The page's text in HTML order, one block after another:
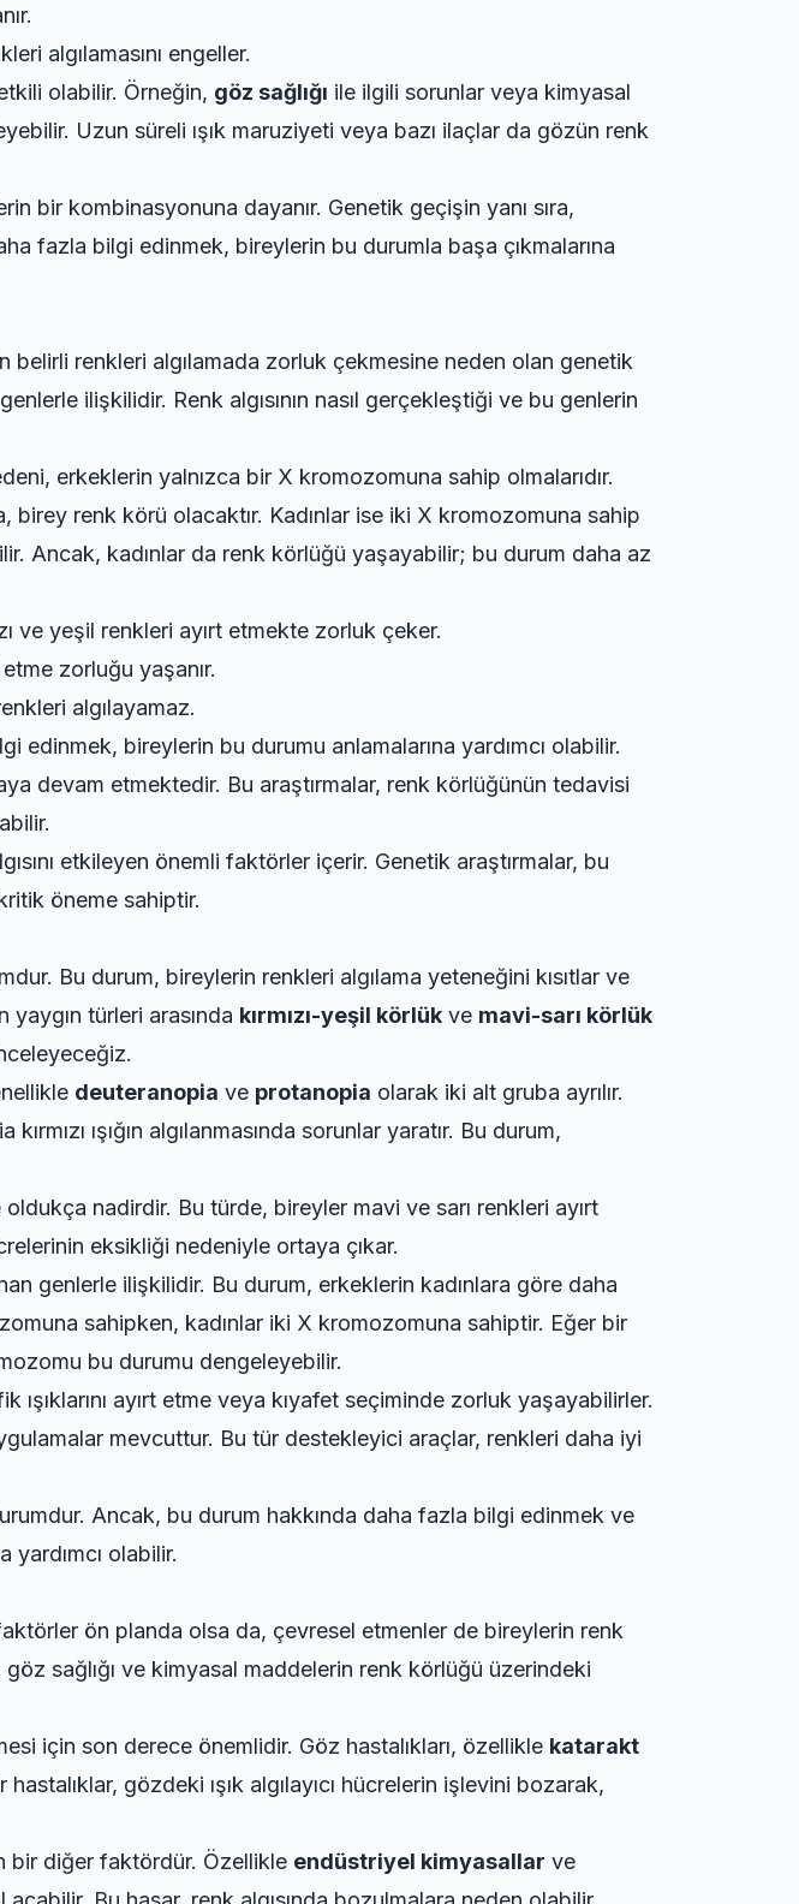
algılamasını engeller.
olabilir. Örneğin, göz sağlığı ile ilgili sorunlar veya kimyasal
Uzun süreli ışık maruziyeti veya bazı ilaçlar da gözün renk
bir kombinasyonuna dayanır. Genetik geçişin yanı sıra,
fazla bilgi edinmek, bireylerin bu durumla başa çıkmalarına
renkleri algılamada zorluk çekmesine neden olan genetik
ilişkilidir. Renk algısının nasıl gerçekleştiği ve bu genlerin
erkeklerin yalnızca bir X kromozomuna sahip olmalarıdır.
birey renk körü olacaktır. Kadınlar ise iki X kromozomuna sahip
Ancak, kadınlar da renk körlüğü yaşayabilir; bu durum daha az
ve yeşil renkleri ayırt etmekte zorluk çeker.
zorluğu yaşanır.
algılayamaz.
bireylerin bu durumu anlamalarına yardımcı olabilir.
devam etmektedir. Bu araştırmalar, renk körlüğünün tedavisi
etkileyen önemli faktörler içerir. Genetik araştırmalar, bu
öneme sahiptir.
Bu durum, bireylerin renkleri algılama yeteneğini kısıtlar ve
türleri arasında kırmızı-yeşil körlük ve mavi-sarı körlük
deuteranopia ve protanopia olarak iki alt gruba ayrılır.
ışığın algılanmasında sorunlar yaratır. Bu durum,
oldukça nadirdir. Bu türde, bireyler mavi ve sarı renkleri ayırt
eksikliği nedeniyle ortaya çıkar.
genlerle ilişkilidir. Bu durum, erkeklerin kadınlara göre daha
sahipken, kadınlar iki X kromozomuna sahiptir. Eğer bir
bu durumu dengeleyebilir.
ayırt etme veya kıyafet seçiminde zorluk yaşayabilirler.
mevcuttur. Bu tür destekleyici araçlar, renkleri daha iyi
Ancak, bu durum hakkında daha fazla bilgi edinmek ve
olabilir.
ön planda olsa da, çevresel etmenler de bireylerin renk
göz sağlığı ve kimyasal maddelerin renk körlüğü üzerindeki
için son derece önemlidir. Göz hastalıkları, özellikle katarakt
gözdeki ışık algılayıcı hücrelerin işlevini bozarak,
bir diğer faktördür. Özellikle endüstriyel kimyasallar ve